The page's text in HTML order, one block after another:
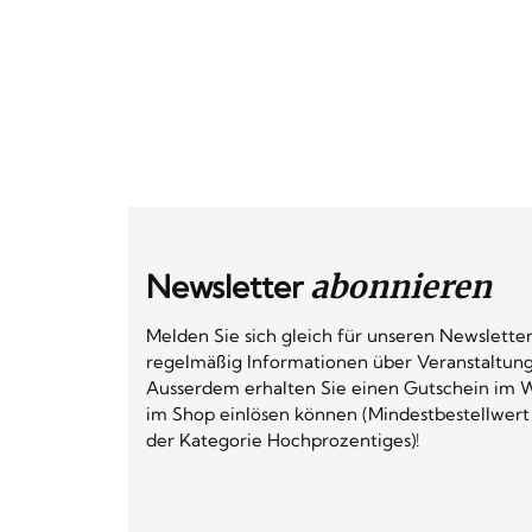
Newsletterabonnieren
Melden Sie sich gleich für unseren
regelmäßig Informationen über
Ausserdem erhalten Sie einen Gutschein im
im Shop einlösen können (Mindestbestellwert
der Kategorie Hochprozentiges)!